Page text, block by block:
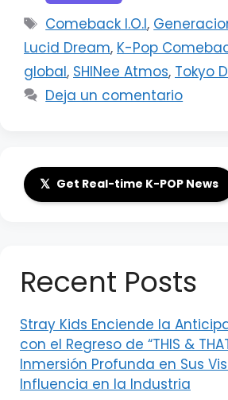
Etiquetas
Comeback I.O.I,
Lucid Dream, K-Pop
global, SHINee Atmos, Tokyo
Deja un comentario
𝕏 Get Real-time K-POP News
Recent Posts
Stray Kids Enciende la
con el Regreso de “THIS &
Inmersión Profunda en Sus
Influencia en la Industria